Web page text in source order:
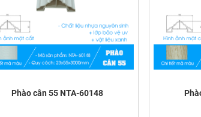
Phào cân 55 NTA-60148